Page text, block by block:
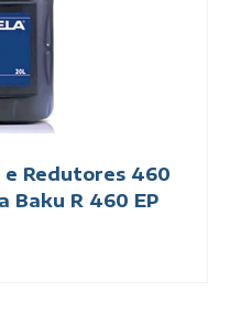
e Redutores 460
Baku R 460 EP